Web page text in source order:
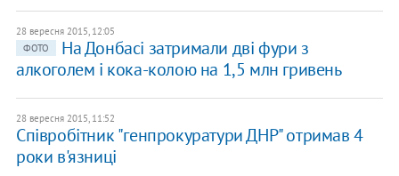
28 вересня 2015, 12:05
ФОТО
На Донбасі затримали дві фури з
алкоголем і кока-колою на 1,5 млн гривень
28 вересня 2015, 11:52
Співробітник "генпрокуратури ДНР" отримав 4
роки в'язниці